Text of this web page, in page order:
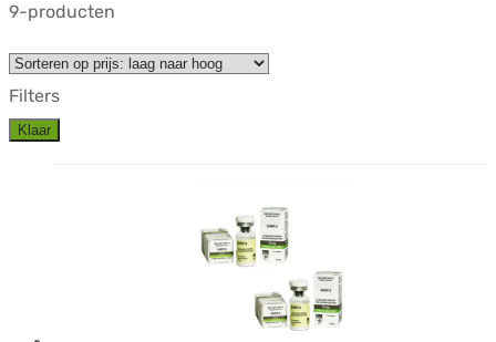
9-producten
Filters
Klaar